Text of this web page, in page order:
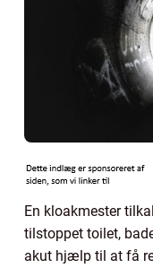
En kloakmester
tilstoppet toilet,
akut hjælp til at få